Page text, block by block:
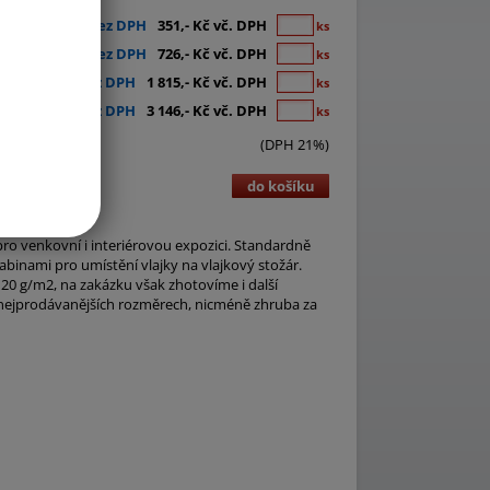
290,- Kč bez DPH 351,- Kč vč. DPH ks
600,- Kč bez DPH 726,- Kč vč. DPH ks
1 500,- Kč bez DPH 1 815,- Kč vč. DPH ks
2 600,- Kč bez DPH 3 146,- Kč vč. DPH ks
(DPH 21%)
do košíku
venkovní i interiérovou expozici. Standardně
pro umístění vlajky na vlajkový stožár.
g/m2, na zakázku však zhotovíme i další
rozměrech, nicméně zhruba za